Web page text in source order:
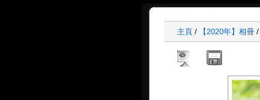
主頁 / 【2020年】相冊 /